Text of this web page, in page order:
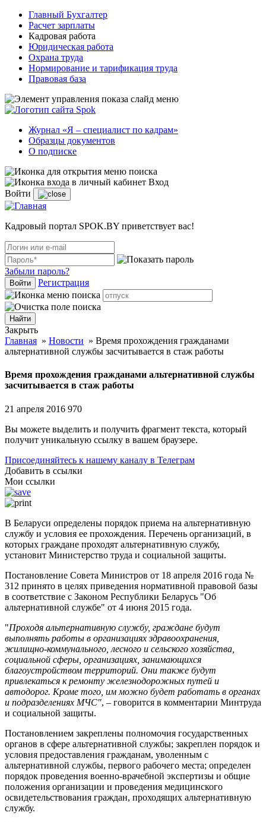
Главный Бухгалтер
Расчет зарплаты
Кадровая работа
Юридическая работа
Охрана труда
Нормирование и тарификация труда
Правовая база
Журнал «Я – специалист по кадрам»
Образцы документов
О подписке
Вход
Войти
Кадровый портал SPOK.BY приветствует вас!
Забыли пароль?
Войти Регистрация
Закрыть
Главная » Новости » Время прохождения гражданами
альтернативной службы засчитывается в стаж работы
Время прохождения гражданами альтернативной службы
засчитывается в стаж работы
21 апреля 2016 970
Вы можете выделить и получить фрагмент текста, который
получит уникальную ссылку в вашем браузере.
Присоединяйтесь к нашему каналу в Телеграм
Добавить в ссылки
Мои ссылки
В Беларуси определены порядок приема на альтернативную
службу и условия ее прохождения. Перечень организаций, в
которых граждане проходят альтернативную службу,
установит Министерство труда и социальной защиты.
Постановление Совета Министров от 18 апреля 2016 года №
312 принято в целях приведения нормативной правовой базы
в соответствие с Законом Республики Беларусь "Об
альтернативной службе" от 4 июня 2015 года.
"Проходя альтернативную службу, граждане будут
выполнять работы в организациях здравоохранения,
жилищно-коммунального, лесного и сельского хозяйства,
социальной сферы, организациях, занимающихся
благоустройством территорий. Они также будут
привлекаться к ремонту железнодорожных путей и
автодорог. Кроме того, им можно будет работать в органах
и подразделениях МЧС", – говорится в комментарии Минтруда
и социальной защиты.
Постановлением закреплены полномочия государственных
органов в сфере альтернативной службы; закреплен порядок и
условия предоставления гражданам, уволенным с
альтернативной службы, первого рабочего места; определен
порядок проведения военно-врачебной экспертизы и общие
положения организации и проведения медицинского
освидетельствования граждан, проходящих альтернативную
службу.